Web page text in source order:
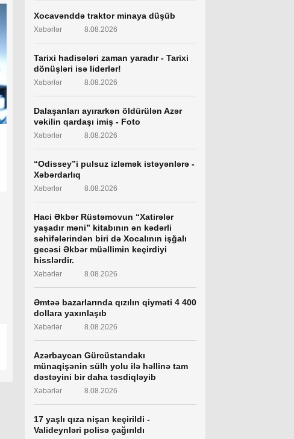
Xocavənddə traktor minaya düşüb
Xəbərlər 8.08.2026
Tarixi hadisələri zaman yaradır - Tarixi
dönüşləri isə liderlər!
Xəbərlər 8.08.2026
Dalaşanları ayırarkən öldürülən Azər
vəkilin qardaşı imiş - Foto
Xəbərlər 8.08.2026
“Odissey”i pulsuz izləmək istəyənlərə -
Xəbərdarlıq
Xəbərlər 8.08.2026
Haci Əkbər Rüstəmovun “Xatirələr
yaşadır məni” kitabının ən kədərli
səhifələrindən biri də Xocalının işğalı
gecəsi Əkbər müəllimin keçirdiyi
hisslərdir.
Xəbərlər 8.08.2026
Əmtəə bazarlarında qızılın qiyməti 4 400
dollara yaxınlaşıb
Xəbərlər 8.08.2026
Azərbaycan Gürcüstandakı
münaqişənin sülh yolu ilə həllinə tam
dəstəyini bir daha təsdiqləyib
Xəbərlər 8.08.2026
17 yaşlı qıza nişan keçirildi -
Valideynləri polisə çağırıldı